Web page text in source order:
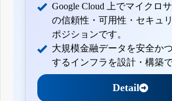
Google Cloud 上でマイクロ
の信頼性・可用性・セキュ
ポジションです。
大規模金融データを安全か
するインフラを設計・構築で
Detail